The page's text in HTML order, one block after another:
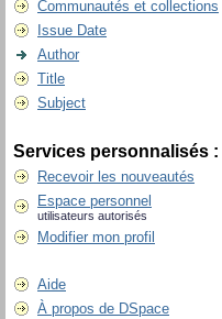
Communautés et collections
Issue Date
Author
Title
Subject
Services personnalisés :
Recevoir les nouveautés
Espace personnel
utilisateurs autorisés
Modifier mon profil
Aide
À propos de DSpace